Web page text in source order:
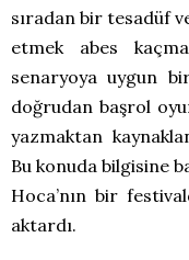
sıradan bir tesadüf
etmek abes
senaryoya uygun
doğrudan başrol
yazmaktan
Bu konuda bilgisine
Hoca’nın bir
aktardı.